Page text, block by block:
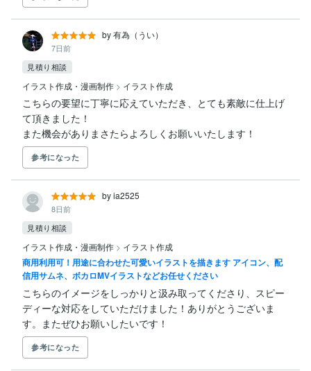
by 有為（うい）
7日前
見積り相談
イラスト作成・漫画制作 > イラスト作成
こちらの要望に丁寧に応えていただき、とても素敵に仕上げ
て頂きました！
また機会がありまさたらよろしくお願いいたします！
参考になった
by ia2525
8日前
見積り相談
イラスト作成・漫画制作 > イラスト作成
商用利用可！用途に合わせた可愛いイラストを描きます アイコン、配
信用サムネ、ボカロMVイラストなどお任せください
こちらのイメージをしっかりと汲み取ってくださり、スピー
ディーな対応をしていただけました！ありがとうございま
す。またぜひお願いしたいです！
参考になった